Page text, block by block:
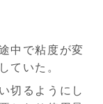
中で粘度が変
ていた。
切るようにし